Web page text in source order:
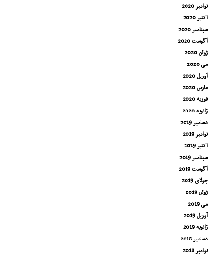
نوامبر 2020
اکتبر 2020
سپتامبر 2020
آگوست 2020
ژوئن 2020
می 2020
آوریل 2020
مارس 2020
فوریه 2020
ژانویه 2020
دسامبر 2019
نوامبر 2019
اکتبر 2019
سپتامبر 2019
آگوست 2019
جولای 2019
ژوئن 2019
می 2019
آوریل 2019
ژانویه 2019
دسامبر 2018
نوامبر 2018